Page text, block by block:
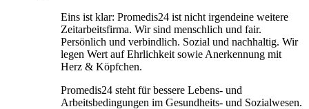
Eins ist klar: Promedis24 ist nicht irgendeine weitere
Zeitarbeitsfirma. Wir sind menschlich und fair.
Persönlich und verbindlich. Sozial und nachhaltig. Wir
legen Wert auf Ehrlichkeit sowie Anerkennung mit
Herz & Köpfchen.
Promedis24 steht für bessere Lebens- und
Arbeitsbedingungen im Gesundheits- und Sozialwesen.